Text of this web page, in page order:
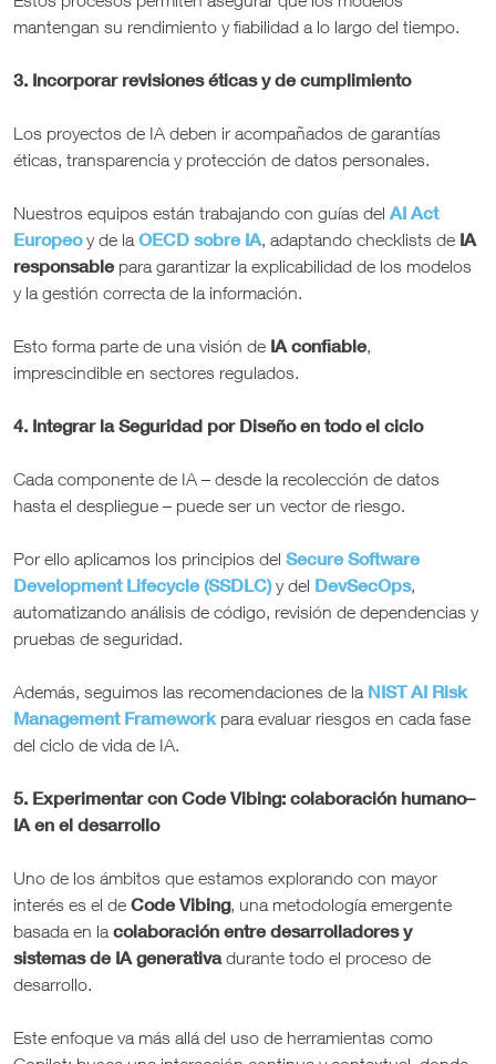
mantengan su rendimiento y fiabilidad a lo largo del tiempo.
3. Incorporar revisiones éticas y de cumplimiento
Los proyectos de IA deben ir acompañados de garantías
éticas, transparencia y protección de datos personales.
Nuestros equipos están trabajando con guías del AI Act
Europeoy de la OECD sobre IA, adaptando checklists de IA
responsable para garantizar la explicabilidad de los modelos
y la gestión correcta de la información.
Esto forma parte de una visión de IA confiable,
imprescindible en sectores regulados.
4. Integrar la Seguridad por Diseño en todo el ciclo
Cada componente de IA – desde la recolección de datos
hasta el despliegue – puede ser un vector de riesgo.
Por ello aplicamos los principios del Secure Software
Development Lifecycle (SSDLC)y del DevSecOps,
automatizando análisis de código, revisión de dependencias y
pruebas de seguridad.
Además, seguimos las recomendaciones de la NIST AI Risk
Management Framework para evaluar riesgos en cada fase
del ciclo de vida de IA.
5. Experimentar con Code Vibing: colaboración humano–
IA en el desarrollo
Uno de los ámbitos que estamos explorando con mayor
interés es el de Code Vibing, una metodología emergente
basada en la colaboración entre desarrolladores y
sistemas de IA generativadurante todo el proceso de
desarrollo.
Este enfoque va más allá del uso de herramientas como